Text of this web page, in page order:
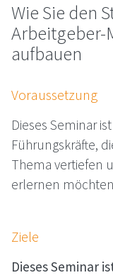
Wie Sie den
Arbeitgeber-
aufbauen
Voraussetzung
Dieses Seminar
Führungskräfte,
Thema vertiefen
erlernen
Ziele
Dieses Seminar